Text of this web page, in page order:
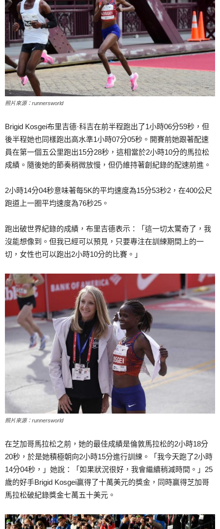
照片來源：runnersworld
Brigid Kosgei布里吉德·科吉在前半程跑出了1小時06分59秒，但
後半程她也同樣跑出高水準1小時07分05秒。開賽前她跟著配速
員在第一個五公里跑出15分28秒，這相當於2小時10分的馬拉松
成績。隨後她的節奏稍微放慢，但仍維持著創紀錄的配速前進。
2小時14分04秒意味著每5K的平均速度為15分53秒2，在400公尺
跑道上一圈平均速度為76秒25。
跑出破世界紀錄的成績，布里吉德表示：「這一切太驚奇了，我
沒能想像到。但我已經可以預見，只要專注在訓練期間上的一
切，女性也可以跑出2小時10分的比賽。」
照片來源：runnersworld
在芝加哥馬拉松之前，她的最佳成績是倫敦馬拉松的2小時18分
20秒，於是她積極朝向2小時15分進行訓練。「我今天跑了2小時
14分04秒，」她說：「如果狀況很好，我會繼續稍減時間。」25
歲的好手Brigid Kosgei贏得了十萬美元的獎金，同時贏得芝加哥
馬拉松破紀錄獎金七萬五十美元。